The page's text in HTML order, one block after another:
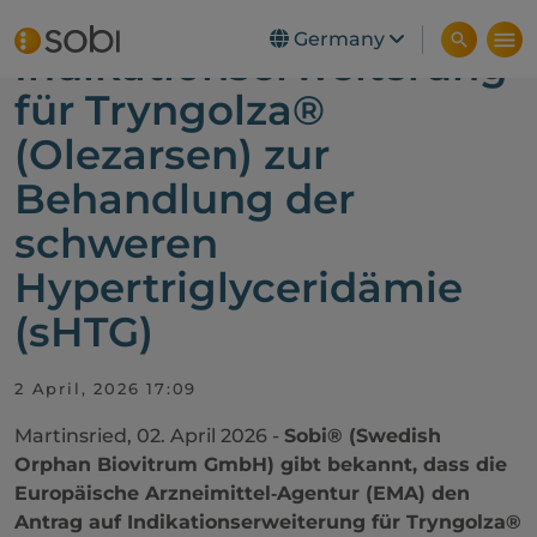
Germany
EMA prüft
Indikationserweiterung
für Tryngolza®
(Olezarsen) zur
Behandlung der
schweren
Hypertriglyceridämie
(sHTG)
2 April, 2026 17:09
Martinsried, 02. April 2026 - Sobi® (Swedish
Orphan Biovitrum GmbH) gibt bekannt, dass die
Europäische Arzneimittel‑Agentur (EMA) den
Antrag auf Indikationserweiterung für Tryngolza®